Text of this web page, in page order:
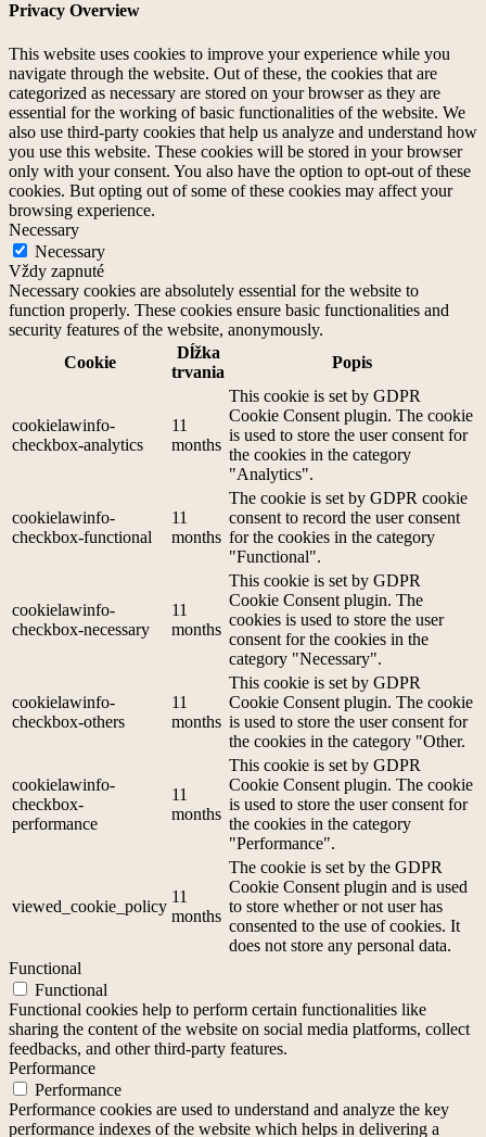
Privacy Overview
This website uses cookies to improve your experience while you
navigate through the website. Out of these, the cookies that are
categorized as necessary are stored on your browser as they are
essential for the working of basic functionalities of the website. We
also use third-party cookies that help us analyze and understand how
you use this website. These cookies will be stored in your browser
only with your consent. You also have the option to opt-out of these
cookies. But opting out of some of these cookies may affect your
browsing experience.
Necessary
Necessary
Vždy zapnuté
Necessary cookies are absolutely essential for the website to
function properly. These cookies ensure basic functionalities and
security features of the website, anonymously.
Cookie
Dĺžka
trvania
Popis
cookielawinfo-
checkbox-analytics
11
months
This cookie is set by GDPR
Cookie Consent plugin. The cookie
is used to store the user consent for
the cookies in the category
"Analytics".
cookielawinfo-
checkbox-functional
11
months
The cookie is set by GDPR cookie
consent to record the user consent
for the cookies in the category
"Functional".
cookielawinfo-
checkbox-necessary
11
months
This cookie is set by GDPR
Cookie Consent plugin. The
cookies is used to store the user
consent for the cookies in the
category "Necessary".
cookielawinfo-
checkbox-others
11
months
This cookie is set by GDPR
Cookie Consent plugin. The cookie
is used to store the user consent for
the cookies in the category "Other.
cookielawinfo-
checkbox-
performance
11
months
This cookie is set by GDPR
Cookie Consent plugin. The cookie
is used to store the user consent for
the cookies in the category
"Performance".
viewed_cookie_policy
11
months
The cookie is set by the GDPR
Cookie Consent plugin and is used
to store whether or not user has
consented to the use of cookies. It
does not store any personal data.
Functional
Functional
Functional cookies help to perform certain functionalities like
sharing the content of the website on social media platforms, collect
feedbacks, and other third-party features.
Performance
Performance
Performance cookies are used to understand and analyze the key
performance indexes of the website which helps in delivering a